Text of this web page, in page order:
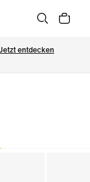
entdecken